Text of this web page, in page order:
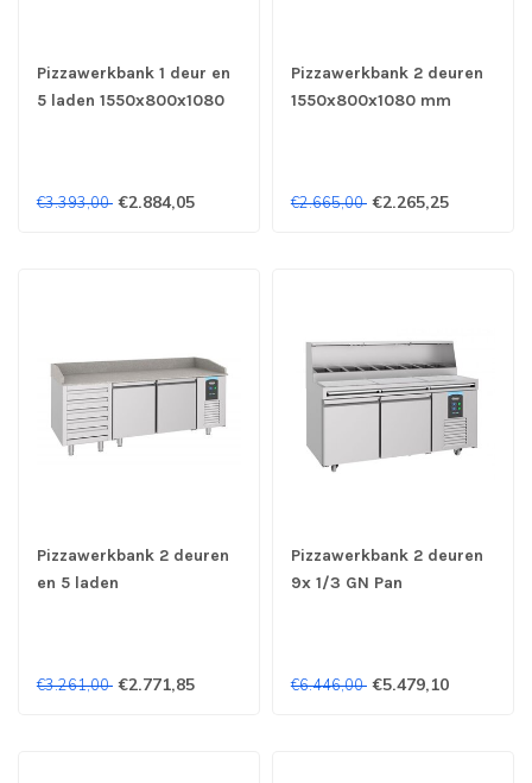
Pizzawerkbank 1 deur en
5 laden 1550x800x1080
€3.393,00 €2.884,05
Pizzawerkbank 2 deuren
1550x800x1080 mm
€2.665,00 €2.265,25
Pizzawerkbank 2 deuren
en 5 laden
€3.261,00 €2.771,85
Pizzawerkbank 2 deuren
9x 1/3 GN Pan
€6.446,00 €5.479,10